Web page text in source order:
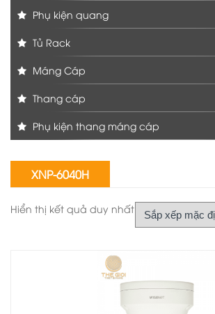
Phụ kiện quang
Tủ Rack
Máng Cáp
Thang cáp
Phụ kiện thang máng cáp
XNP-6040H
Hiển thị kết quả duy nhất